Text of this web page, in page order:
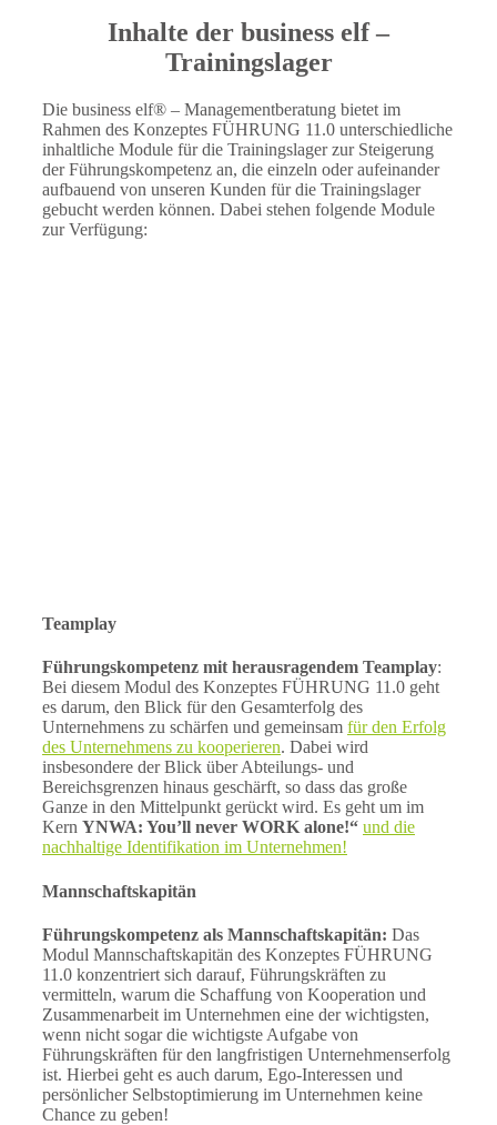
Inhalte der business elf –
Trainingslager
Die business elf® – Managementberatung bietet im
Rahmen des Konzeptes FÜHRUNG 11.0 unterschiedliche
inhaltliche Module für die Trainingslager zur Steigerung
der Führungskompetenz an, die einzeln oder aufeinander
aufbauend von unseren Kunden für die Trainingslager
gebucht werden können. Dabei stehen folgende Module
zur Verfügung:
Teamplay
Führungskompetenz mit herausragendem Teamplay:
Bei diesem Modul des Konzeptes FÜHRUNG 11.0 geht
es darum, den Blick für den Gesamterfolg des
Unternehmens zu schärfen und gemeinsam für den Erfolg
des Unternehmens zu kooperieren. Dabei wird
insbesondere der Blick über Abteilungs- und
Bereichsgrenzen hinaus geschärft, so dass das große
Ganze in den Mittelpunkt gerückt wird. Es geht um im
Kern YNWA: You’ll never WORK alone!“ und die
nachhaltige Identifikation im Unternehmen!
Mannschaftskapitän
Führungskompetenz als Mannschaftskapitän: Das
Modul Mannschaftskapitän des Konzeptes FÜHRUNG
11.0 konzentriert sich darauf, Führungskräften zu
vermitteln, warum die Schaffung von Kooperation und
Zusammenarbeit im Unternehmen eine der wichtigsten,
wenn nicht sogar die wichtigste Aufgabe von
Führungskräften für den langfristigen Unternehmenserfolg
ist. Hierbei geht es auch darum, Ego-Interessen und
persönlicher Selbstoptimierung im Unternehmen keine
Chance zu geben!